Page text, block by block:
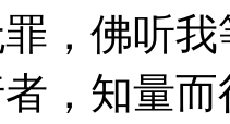
，佛听
，知量